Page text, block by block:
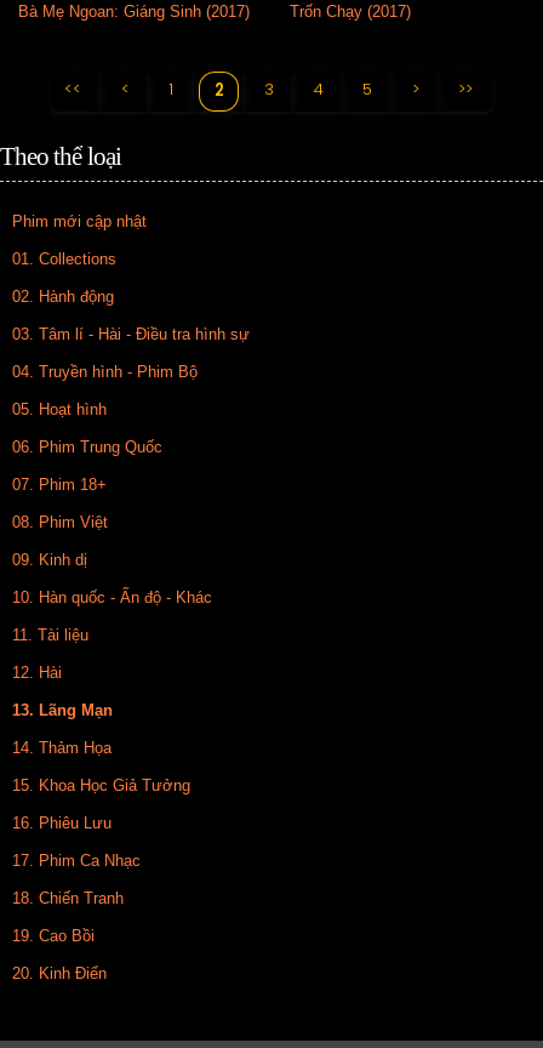
Bà Mẹ Ngoan: Giáng Sinh (2017)
Trốn Chạy (2017)
<< < 1 2 3 4 5 > >>
Theo thể loại
Phim mới cập nhật
01. Collections
02. Hành động
03. Tâm lí - Hài - Điều tra hình sự
04. Truyền hình - Phim Bộ
05. Hoạt hình
06. Phim Trung Quốc
07. Phim 18+
08. Phim Việt
09. Kinh dị
10. Hàn quốc - Ấn độ - Khác
11. Tài liệu
12. Hài
13. Lãng Mạn
14. Thảm Họa
15. Khoa Học Giả Tưởng
16. Phiêu Lưu
17. Phim Ca Nhạc
18. Chiến Tranh
19. Cao Bồi
20. Kinh Điển